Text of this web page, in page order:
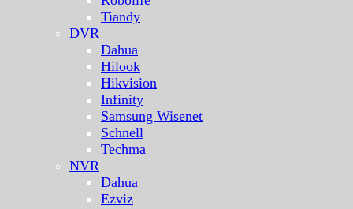
Tiandy
DVR
Dahua
Hilook
Hikvision
Infinity
Samsung Wisenet
Schnell
Techma
NVR
Dahua
Ezviz